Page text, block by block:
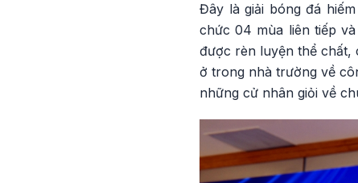
Đây là giải bóng đá
chức 04 mùa liên tiếp
được rèn luyện thể chất,
ở trong nhà trường về
những cử nhân giỏi về